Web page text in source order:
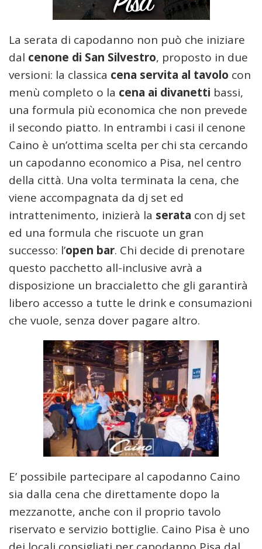
La serata di capodanno non può che iniziare
dal cenone di San Silvestro, proposto in due
versioni: la classica cena servita al tavolo con
menù completo o la cena ai divanetti bassi,
una formula più economica che non prevede
il secondo piatto. In entrambi i casi il cenone
Caino è un’ottima scelta per chi sta cercando
un capodanno economico a Pisa, nel centro
della città. Una volta terminata la cena, che
viene accompagnata da dj set ed
intrattenimento, inizierà la serata con dj set
ed una formula che riscuote un gran
successo: l’open bar. Chi decide di prenotare
questo pacchetto all-inclusive avrà a
disposizione un braccialetto che gli garantirà
libero accesso a tutte le drink e consumazioni
che vuole, senza dover pagare altro.
E’ possibile partecipare al capodanno Caino
sia dalla cena che direttamente dopo la
mezzanotte, anche con il proprio tavolo
riservato e servizio bottiglie. Caino Pisa è uno